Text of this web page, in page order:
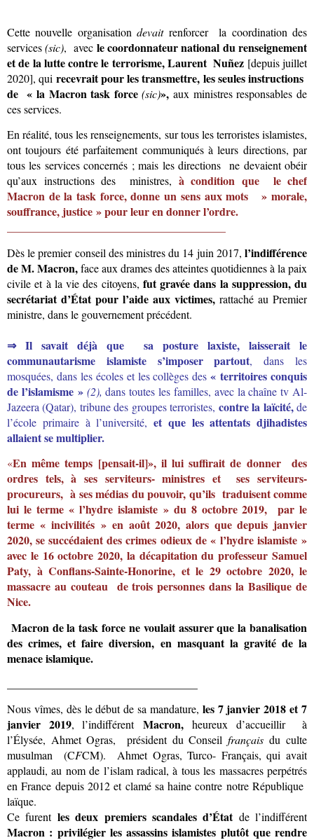
Cette nouvelle organisationdevaitrenforcer la coordination des
services(sic), avec le coordonnateur national du renseignement
et de la lutte contre le terrorisme, Laurent Nuñez [depuis juillet
2020], qui recevrait pour les transmettre, les seules instructions
de « la Macron task force(sic)»,aux ministres responsables de
ces services.
En réalité, tous les renseignements, sur tous les terroristes islamistes,
ont toujours été parfaitement communiqués à leurs directions, par
tous les services concernés ; mais les directions ne devaient obéir
qu’aux instructions des ministres, à condition que le chef
Macron de la task force, donne un sens aux mots
» morale,
souffrance, justice »pourleur endonner l’ordre.
Dès le premier conseil des ministres du 14 juin 2017, l’indifférence
de M. Macron,face aux drames des atteintes quotidiennes à la paix
civile et à la vie des citoyens, fut gravée dans la suppression, du
secrétariat d’État pour l’aide aux victimes, rattaché au Premier
ministre, dans le gouvernement précédent.
⇒ Ilsavait déjà que
sa posture laxiste, laisserait le
communautarisme islamiste
s’imposer partout, dans les
mosquées, dans les écoles et les collèges des« territoires conquis
de l’islamisme » (2), dans toutes les familles, avec la chaîne tv Al-
Jazeera (Qatar), tribune des groupes terroristes, contre la laïcité,de
l’école primaire à l’université, et que les attentats djihadistes
allaient se multiplier.
«En même temps [pensait-il]», il lui suffirait de donner des
ordres tels, à ses serviteurs- ministres et ses serviteurs-
procureurs, à ses médias du pouvoir, qu’ils traduisent comme
lui le terme « l’hydre islamiste » du 8 octobre 2019, par le
terme « incivilités » en août 2020, alors que depuis janvier
2020, se succédaient des crimes odieux de « l’hydre islamiste »
avec le 16 octobre 2020, la décapitation du professeur Samuel
Paty, à Conflans-Sainte-Honorine, et le 29 octobre 2020, le
massacre au couteau de trois personnes dans la Basilique de
Nice.
Macron de la task force ne voulait assurer que la banalisation
des crimes, et faire diversion, en masquant la gravité de la
menace islamique.
Nous vîmes, dès le début de sa mandature, les 7 janvier 2018 et 7
janvier 2019, l’indifférentMacron, heureux d’accueillir à
l’Élysée, Ahmet Ogras, président du Conseil françaisdu culte
musulman (CFCM). Ahmet Ogras, Turco- Français, qui avait
applaudi, au nom de l’islam radical, à tous les massacres perpétrés
en France depuis 2012 et clamé sa haine contre notre République
laïque.
Ce furent les deux premiers scandales d’Étatde l’indifférent
Macron : privilégier les assassins islamistes plutôt que rendre